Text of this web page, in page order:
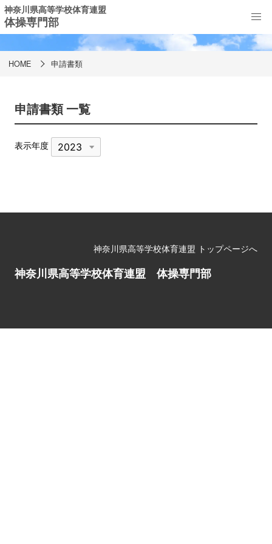
神奈川県高等学校体育連盟
体操専門部
申請書類
HOME 申請書類
申請書類 一覧
表示年度
神奈川県高等学校体育連盟 トップページへ
神奈川県高等学校体育連盟 体操専門部